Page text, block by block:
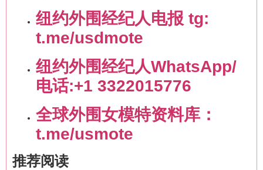
纽约外围经纪人电报 tg:
t.me/usdmote
纽约外围经纪人WhatsApp/
电话:+1 3322015776
全球外围女模特资料库：
t.me/usmote
推荐阅读